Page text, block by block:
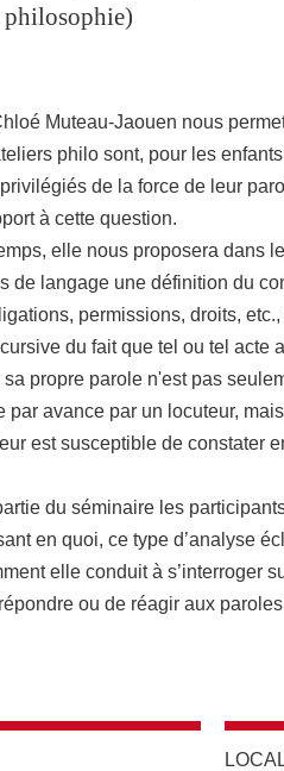
philosophie)
Muteau-Jaouen nous
philo sont, pour les
de la force de leur
à cette question.
elle nous proposera dans
de langage une définition du
permissions, droits,
du fait que tel ou tel acte
propre parole n'est pas
par avance par un locuteur,
est susceptible de constater
du séminaire les
en quoi, ce type d’analyse
elle conduit à s’interroger
ou de réagir aux